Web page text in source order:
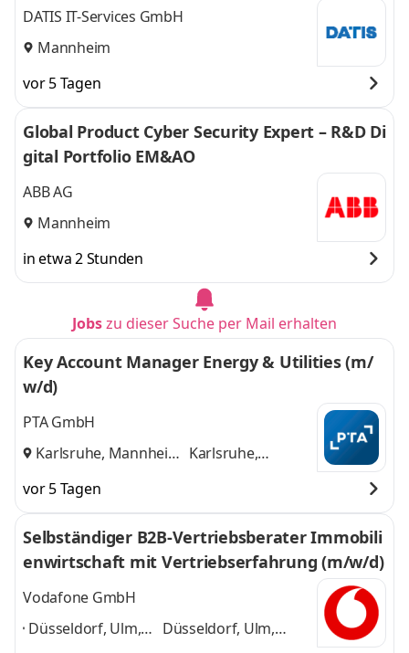
DATIS IT-Services GmbH
Mannheim
vor 5 Tagen
Global Product Cyber Security Expert – R&D Di
gital Portfolio EM&AO
ABB AG
Mannheim
in etwa 2 Stunden
Jobszu dieser Suche per Mail erhalten
Key Account Manager Energy & Utilities (m/
w/d)
PTA GmbH
Karlsruhe, Mannheim Karlsruhe,
vor 5 Tagen
Selbständiger B2B-Vertriebsberater Immobili
enwirtschaft mit Vertriebserfahrung (m/w/d)
Vodafone GmbH
Düsseldorf, Ulm,
Düsseldorf, Ulm,